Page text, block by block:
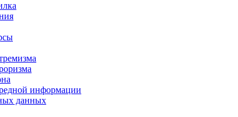
информации
данных